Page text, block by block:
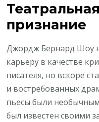
признание
Джордж Бернард Шоу
карьеру в качестве
писателя, но вскоре
и востребованных
пьесы были
был известен своими